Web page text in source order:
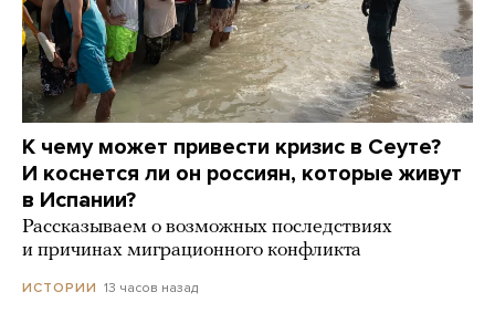
К чему может привести кризис в Сеуте?
И коснется ли он россиян, которые живут
в Испании?
Рассказываем о возможных последствиях
и причинах миграционного конфликта
ИСТОРИИ 13 часов назад